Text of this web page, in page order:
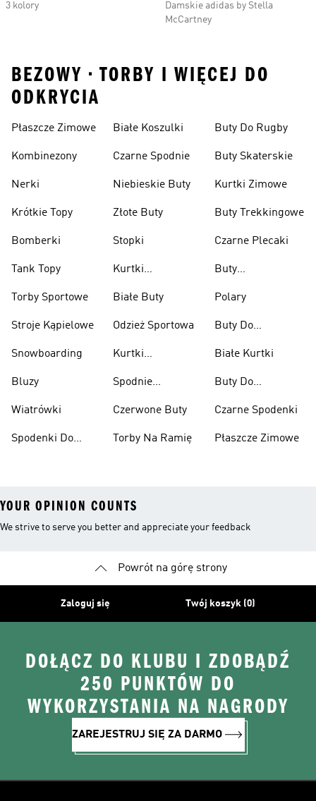
3 kolory
Damskie adidas by Stella
McCartney
BEZOWY • TORBY I WIĘCEJ DO
ODKRYCIA
Płaszcze Zimowe
Kombinezony
Nerki
Krótkie Topy
Bomberki
Tank Topy
Torby Sportowe
Stroje Kąpielowe
Snowboarding
Bluzy
Wiatrówki
Spodenki Do
Białe Koszulki
Czarne Spodnie
Niebieskie Buty
Złote Buty
Stopki
Kurtki
Białe Buty
Odzież Sportowa
Kurtki
Spodnie
Czerwone Buty
Torby Na Ramię
Buty Do Rugby
Buty Skaterskie
Kurtki Zimowe
Buty Trekkingowe
Czarne Plecaki
Buty
Polary
Buty Do
Ciężarów
Białe Kurtki
Buty Do
Czarne Spodenki
Płaszcze Zimowe
YOUR OPINION COUNTS
We strive to serve you better and appreciate your feedback
Powrót na górę strony
Zaloguj się Twój koszyk (0)
DOŁĄCZ DO KLUBU I ZDOBĄDŹ
250 PUNKTÓW DO
WYKORZYSTANIA NA NAGRODY
ZAREJESTRUJ SIĘ ZA DARMO